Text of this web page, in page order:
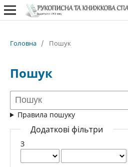
Головна / Пошук
Пошук
Правила пошуку
Додаткові фільтри
З